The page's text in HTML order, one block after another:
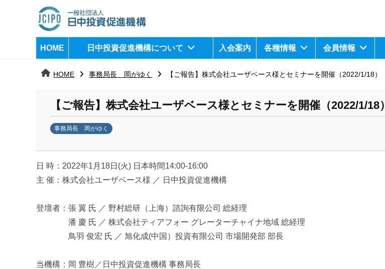
日
中
進
機
j
HOME 日中投資促進機構について 入会案内 各種情報 会員情報
HOME 事務局長 岡がゆく 【ご報告】株式会社ユーザベース様とセミナーを開催（2022/1/18）
【ご報告】株式会社ユーザベース様とセミナーを開催（2022/1/18）
事務局長 岡がゆく
k
a
a
日 時：2022年1月18日(火) 日本時間14:00-16:00
主 催：株式会社ユーザベース様 ／ 日中投資促進機構
登壇者：張 翼 氏 ／ 野村総研（上海）諮詢有限公司 総経理
潘 慶 氏 ／ 株式会社ティアフォー グレーターチャイナ地域 総経理
鳥羽 俊宏 氏 ／ 旭化成(中国）投資有限公司 市場開発部 部長
当機構：岡 豊樹／日中投資促進機構 事務局長